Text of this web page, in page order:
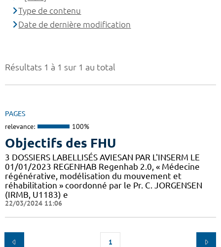
Résultats 1 à 1 sur 1 au total
PAGES
relevance: 100%
Objectifs des FHU
3 DOSSIERS LABELLISÉS AVIESAN PAR L'INSERM LE
01/01/2023 REGENHAB Regenhab 2.0, « Médecine
régénérative, modélisation du mouvement et
réhabilitation » coordonné par le Pr. C. JORGENSEN
(IRMB, U1183) e
22/03/2024 11:06
1
Type de contenu
Date de dernière modification